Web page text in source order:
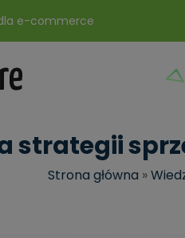
e-commerce
strategii
Strona główna »